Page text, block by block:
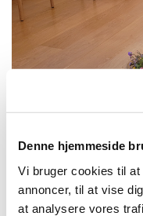
Denne hjemmeside
Vi bruger cookies til
annoncer, til at vise
at analysere vores
Søndag 24.
21:00